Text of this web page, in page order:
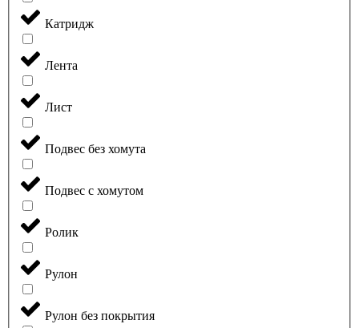
Катридж
Лента
Лист
Подвес без хомута
Подвес с хомутом
Ролик
Рулон
Рулон без покрытия